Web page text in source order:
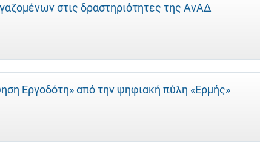
στις δραστηριότητες της ΑνΑΔ
Εργοδότη» από την ψηφιακή πύλη «Ερμής»